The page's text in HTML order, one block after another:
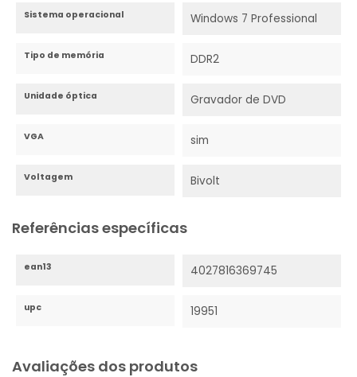
Sistema operacional Windows 7 Professional
Tipo de memória DDR2
Unidade óptica Gravador de DVD
VGA sim
Voltagem Bivolt
Referências específicas
ean13 4027816369745
upc 19951
Avaliações dos produtos